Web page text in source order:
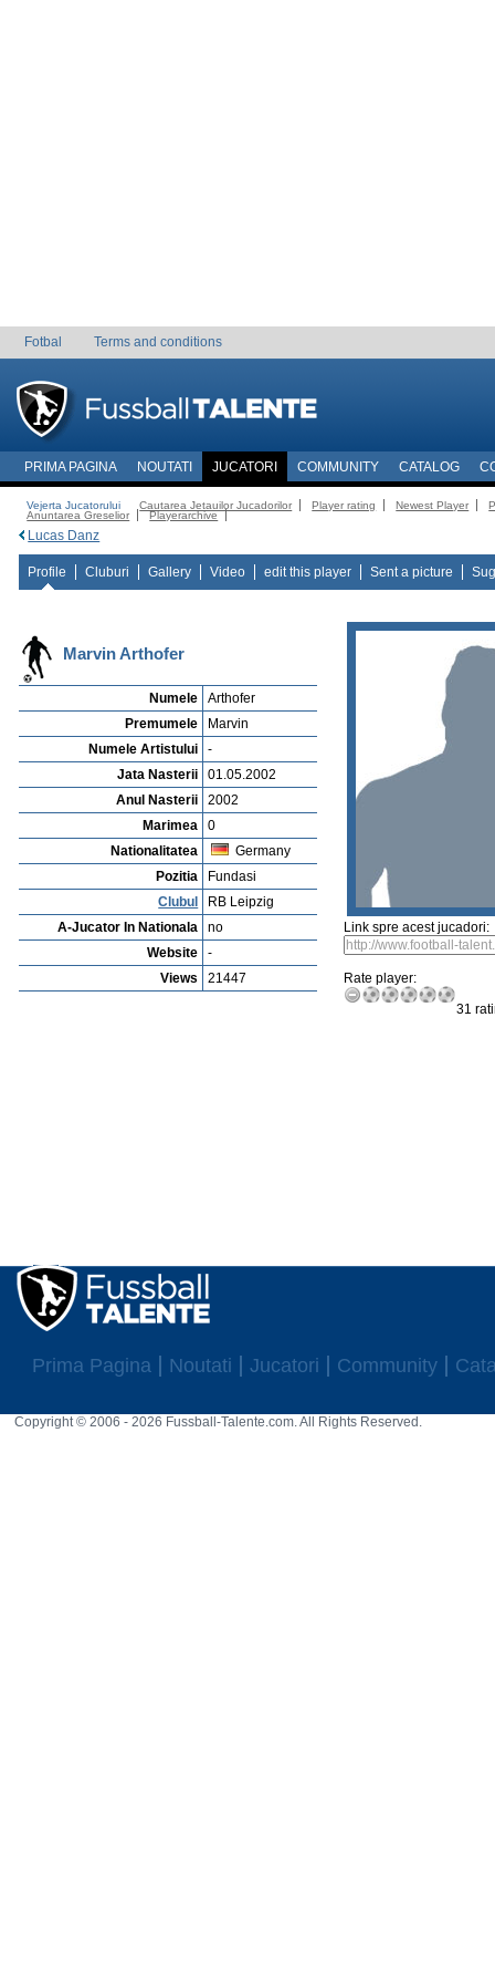
Fotbal Terms and conditions
PRIMA PAGINA NOUTATI JUCATORI COMMUNITY CATALOG
Vejerta Jucatorului Cautarea Jetauilor Jucadorilor Player rating Newest Player
Anuntarea Greselior
Playerarchive
Lucas Danz
Profile Cluburi Gallery Video edit this player Sent a picture
Marvin Arthofer
Numele
Arthofer
Premumele
Marvin
Numele Artistului
-
Jata Nasterii
01.05.2002
Anul Nasterii
2002
Marimea
0
Nationalitatea
Germany
Pozitia
Fundasi
Clubul
RB Leipzig
A-Jucator In Nationala
no
Website
-
Views
21447
Link spre acest jucadori:
Rate player:
31
Prima Pagina Noutati Jucatori Community
Copyright © 2006 - 2026 Fussball-Talente.com. All Rights Reserved.